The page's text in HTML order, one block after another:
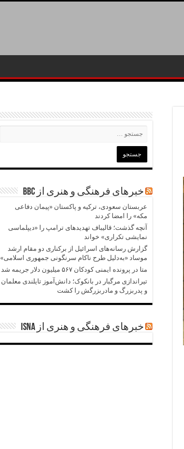
خبرهای فرهنگی و هنری از BBC
عربستان سعودی، ترکیه و پاکستان «پیمان دفاعی
مکه» را امضا کردند
آنچه گذشت؛ قالیباف تهدیدهای ترامپ را «دیپلماسی
نمایشی تکراری» خواند
گزارش‌‌ رسانه‌های اسرائیل از برکناری دو مقام ارشد
موساد «به‌دلیل طرح ناکام سرنگونی جمهوری اسلامی»
متا در پرونده ایمنی کودکان ۵۶۷ میلیون دلار جریمه شد
تیراندازی مرگبار در بانکوک؛ دانش‌آموز تایلندی معلمان
و پدربزرگ و مادربزرگش را کشت
خبرهای فرهنگی و هنری از ISNA